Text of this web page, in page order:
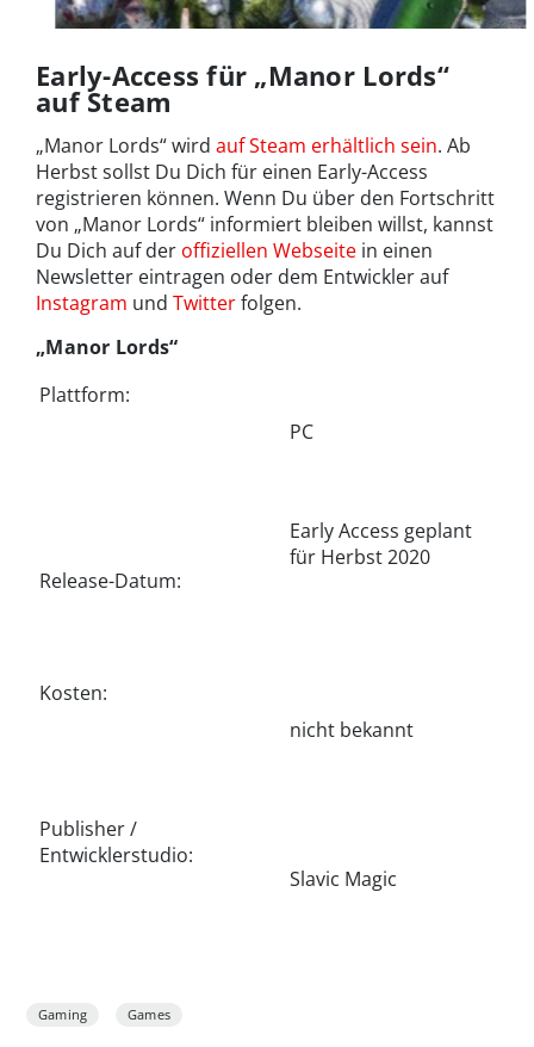
Early-Access für „Manor Lords“
auf Steam
„Manor Lords“ wird auf Steam erhältlich sein. Ab
Herbst sollst Du Dich für einen Early-Access
registrieren können. Wenn Du über den Fortschritt
von „Manor Lords“ informiert bleiben willst, kannst
Du Dich auf der offiziellen Webseite in einen
Newsletter eintragen oder dem Entwickler auf
Instagram und Twitterfolgen.
„Manor Lords“
Plattform:
PC
Release-Datum:
Early Access geplant
für Herbst 2020
Kosten:
nicht bekannt
Publisher /
Entwicklerstudio:
Slavic Magic
Gaming Games